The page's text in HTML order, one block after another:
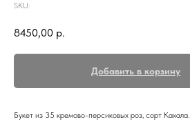
SKU:
8450,00 р.
Добавить в корзину
Букет из 35 кремово-персиковых роз, сорт Кахала.